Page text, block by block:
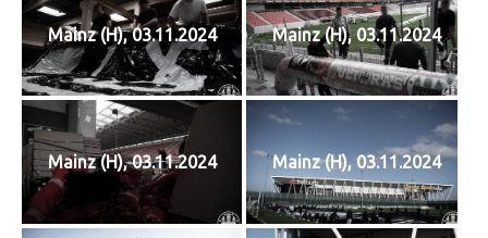
Mainz (H), 03.11.2024 Mainz (H), 03.11.2024
Mainz (H), 03.11.2024 Mainz (H), 03.11.2024